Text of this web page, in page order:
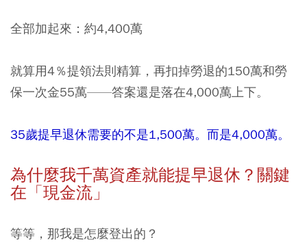
全部加起來：約4,400萬
就算用4％提領法則精算，再扣掉勞退的150萬和勞
保一次金55萬——答案還是落在4,000萬上下。
35歲提早退休需要的不是1,500萬。而是4,000萬。
為什麼我千萬資產就能提早退休？關鍵
在「現金流」
等等，那我是怎麼登出的？